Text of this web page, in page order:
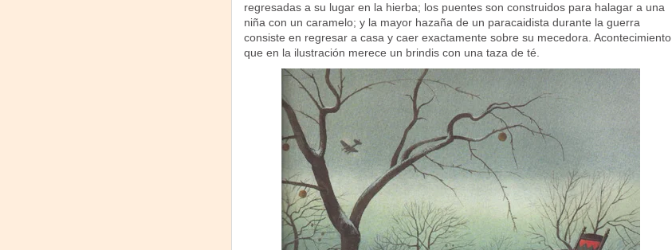
regresadas a su lugar en la hierba; los puentes son construidos para halagar a una
niña con un caramelo; y la mayor hazaña de un paracaidista durante la guerra
consiste en regresar a casa y caer exactamente sobre su mecedora. Acontecimiento
que en la ilustración merece un brindis con una taza de té.